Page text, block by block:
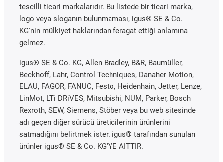
tescilli ticari markalarıdır. Bu listede bir ticari marka,
logo veya sloganın bulunmaması, igus® SE & Co.
KG'nin mülkiyet haklarından feragat ettiği anlamına
gelmez.
igus® SE & Co. KG, Allen Bradley, B&R, Baumüller,
Beckhoff, Lahr, Control Techniques, Danaher Motion,
ELAU, FAGOR, FANUC, Festo, Heidenhain, Jetter, Lenze,
LinMot, LTi DRiVES, Mitsubishi, NUM, Parker, Bosch
Rexroth, SEW, Siemens, Stöber veya bu web sitesinde
adı geçen diğer sürücü üreticilerinin ürünlerini
satmadığını belirtmek ister. igus® tarafından sunulan
ürünler igus® SE & Co. KG'YE AITTIR.